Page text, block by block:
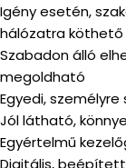
Igény esetén,
hálózatra köthető
Szabadon álló
megoldható
Egyedi,
Jól látható,
Egyértelmű
Digitális,